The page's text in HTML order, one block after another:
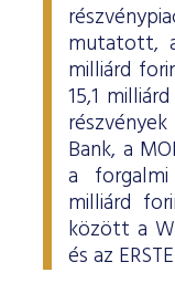
mutatott,
milliárd
15,1
Bank, a
a
milliárd
között a
és az